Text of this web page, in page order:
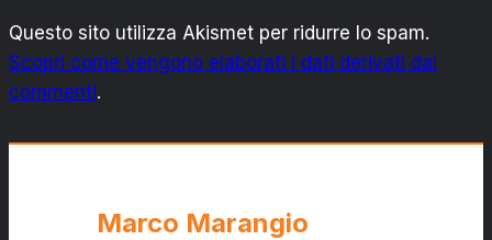
Questo sito utilizza Akismet per ridurre lo spam.
Scopri come vengono elaborati i dati derivati dai
commenti.
Marco Marangio